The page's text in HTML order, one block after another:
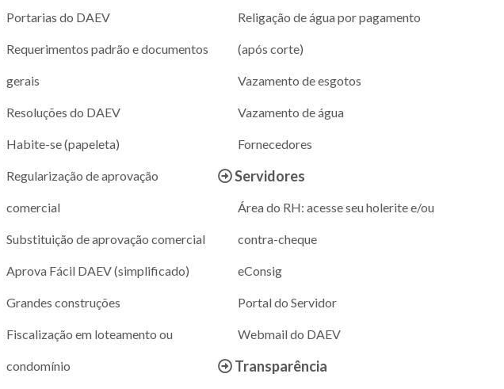
Portarias do DAEV
Requerimentos padrão e documentos
gerais
Resoluções do DAEV
Habite-se (papeleta)
Regularização de aprovação
comercial
Substituição de aprovação comercial
Aprova Fácil DAEV (simplificado)
Grandes construções
Fiscalização em loteamento ou
condomínio
Religação de água por pagamento
(após corte)
Vazamento de esgotos
Vazamento de água
Fornecedores
Servidores
Área do RH: acesse seu holerite e/ou
contra-cheque
eConsig
Portal do Servidor
Webmail do DAEV
Transparência